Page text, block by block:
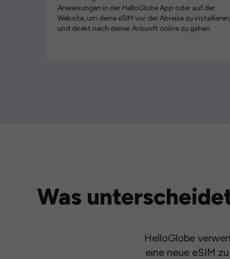
Anweisungen in der HelloGlobe App oder auf der
Website, um deine eSIM vor der Abreise zu installieren
und direkt nach deiner Ankunft online zu gehen.
Was
HelloGlobe
eine neue eSIM